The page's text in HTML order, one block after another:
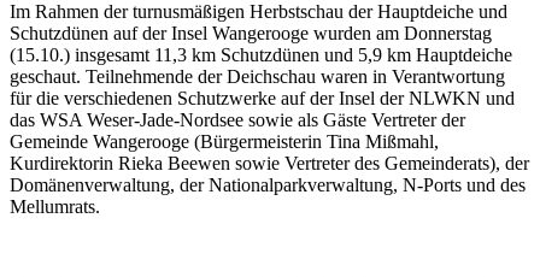
Im Rahmen der turnusmäßigen Herbstschau der Hauptdeiche und
Schutzdünen auf der Insel Wangerooge wurden am Donnerstag
(15.10.) insgesamt 11,3 km Schutzdünen und 5,9 km Hauptdeiche
geschaut. Teilnehmende der Deichschau waren in Verantwortung
für die verschiedenen Schutzwerke auf der Insel der NLWKN und
das WSA Weser-Jade-Nordsee sowie als Gäste Vertreter der
Gemeinde Wangerooge (Bürgermeisterin Tina Mißmahl,
Kurdirektorin Rieka Beewen sowie Vertreter des Gemeinderats), der
Domänenverwaltung, der Nationalparkverwaltung, N-Ports und des
Mellumrats.